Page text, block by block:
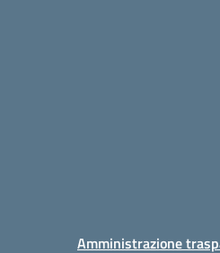
Amministrazione